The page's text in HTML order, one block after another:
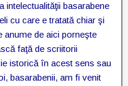
intelectualităţii basarabene
cu care e tratată chiar şi
anume de aici porneşte
faţă de scriitorii
istorică în acest sens sau
basarabenii, am fi venit